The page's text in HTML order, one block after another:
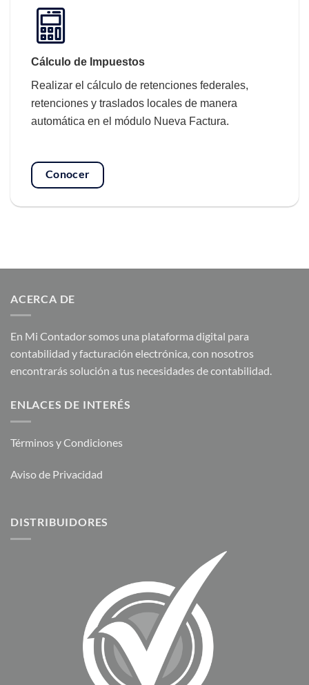
Cálculo de Impuestos
Realizar el cálculo de retenciones federales,
retenciones y traslados locales de manera
automática en el módulo Nueva Factura.
Conocer
ACERCA DE
En Mi Contador somos una plataforma digital para
contabilidad y facturación electrónica, con nosotros
encontrarás solución a tus necesidades de contabilidad.
ENLACES DE INTERÉS
Términos y Condiciones
Aviso de Privacidad
DISTRIBUIDORES